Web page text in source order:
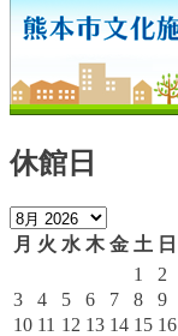
休館日
月 火 水 木 金 土 日
1
2
3
4 5 6 7 8
9
10 11 12 13 14 15 16